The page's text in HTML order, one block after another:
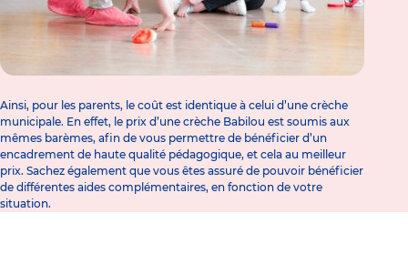
Ainsi, pour les parents, le coût est identique à celui d’une crèche
municipale. En effet, le prix d’une crèche Babilou est soumis aux
mêmes barèmes, afin de vous permettre de bénéficier d’un
encadrement de haute qualité pédagogique, et cela au meilleur
prix. Sachez également que vous êtes assuré de pouvoir bénéficier
de différentes aides complémentaires, en fonction de votre
situation.